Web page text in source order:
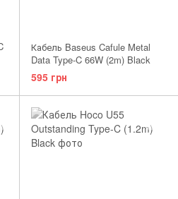
Кабель Baseus Cafule Metal
Data Type-C 66W (2m) Black
595 грн